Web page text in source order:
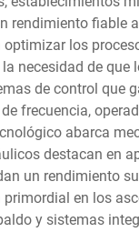
los
necesidad de
de control
frecuencia,
abarca
destacan en
un rendimiento
en los
y sistemas